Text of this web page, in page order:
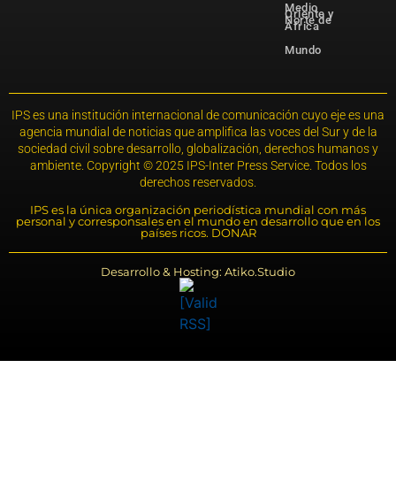
Medio
Oriente y
Norte de
África
Mundo
IPS es una institución internacional de comunicación cuyo eje es una
agencia mundial de noticias que amplifica las voces del Sur y de la
sociedad civil sobre desarrollo, globalización, derechos humanos y
ambiente. Copyright © 2025 IPS-Inter Press Service. Todos los
derechos reservados.
IPS es la única organización periodística mundial con más
personal y corresponsales en el mundo en desarrollo que en los
países ricos. DONAR
Desarrollo & Hosting: Atiko.Studio